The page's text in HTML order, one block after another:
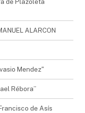
ALARCON
Mendez"
Rébora”
de Asís